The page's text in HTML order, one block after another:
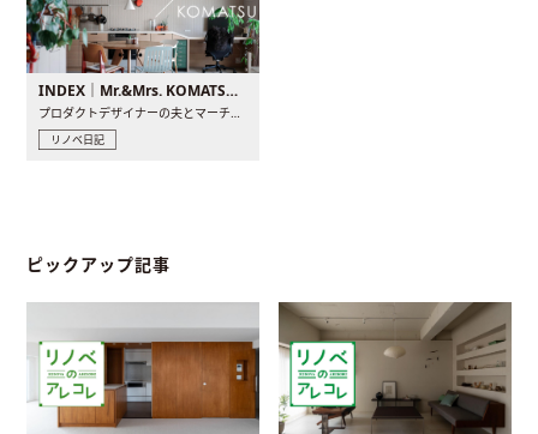
INDEX｜Mr.&Mrs. KOMATSU renovation diary
プロダクトデザイナーの夫とマーチャンダイザーの妻が、夫婦で..
リノベ日記
ピックアップ記事